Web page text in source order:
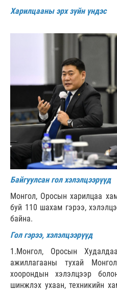
Харилцааны эрх зүйн үндэс
Байгуулсан гол хэлэлцээрүүд
Монгол, Оросын харилцаа
буй 110 шахам гэрээ,
байна.
Гол гэрээ, хэлэлцээрүүд
1.Монгол, Оросын
ажиллагааны тухай
хоорондын хэлэлцээр
шинжлэх ухаан, техникийн